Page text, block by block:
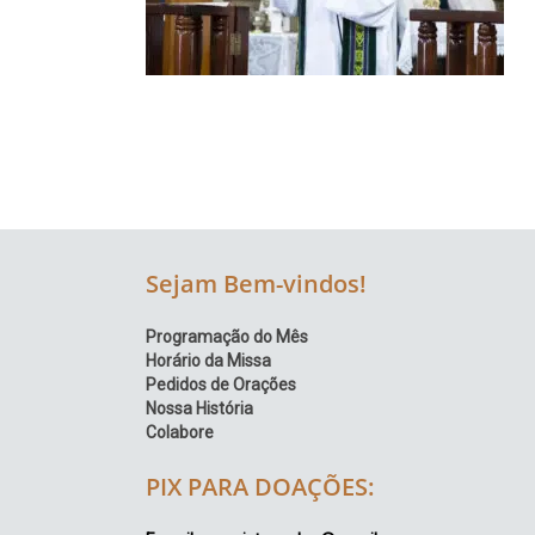
Região
Episcopal
Sé
Sejam Bem-vindos!
Programação do Mês
Horário da Missa
Pedidos de Orações
Nossa História
Colabore
PIX PARA DOAÇÕES: